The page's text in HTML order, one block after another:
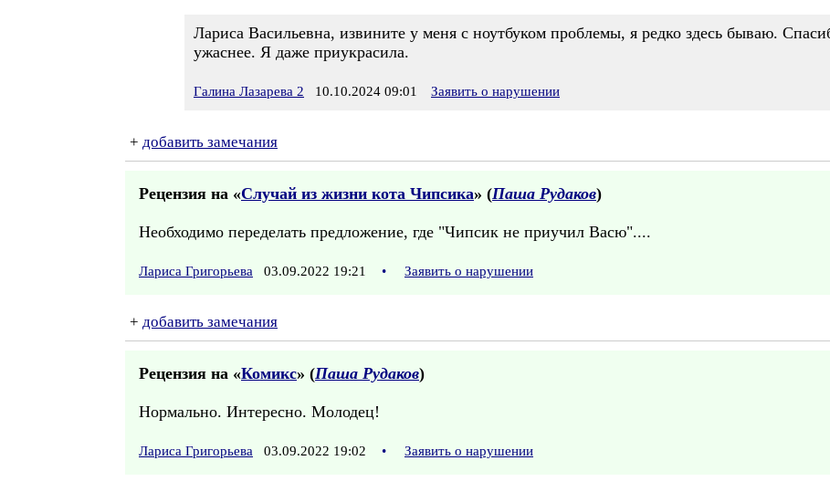
Лариса Васильевна, извините у меня с ноутбуком проблемы, я редко здесь бываю.
ужаснее. Я даже приукрасила.
Галина Лазарева 2 10.10.2024 09:01 Заявить о нарушении
+ добавить замечания
Рецензия на «Случай из жизни кота Чипсика» (Паша Рудаков)
Необходимо переделать предложение, где "Чипсик не приучил Васю"....
Лариса Григорьева 03.09.2022 19:21 • Заявить о нарушении
+ добавить замечания
Рецензия на «Комикс» (Паша Рудаков)
Нормально. Интересно. Молодец!
Лариса Григорьева 03.09.2022 19:02 • Заявить о нарушении